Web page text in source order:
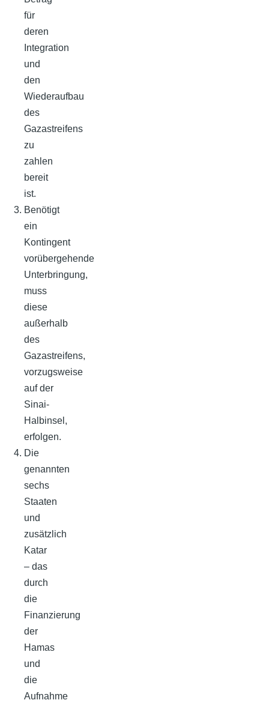
für
deren
Integration
und
den
Wiederaufbau
des
Gazastreifens
zu
zahlen
bereit
ist.
Benötigt
ein
Kontingent
vorübergehende
Unterbringung,
muss
diese
außerhalb
des
Gazastreifens,
vorzugsweise
auf der
Sinai-
Halbinsel,
erfolgen.
Die
genannten
sechs
Staaten
und
zusätzlich
Katar
– das
durch
die
Finanzierung
der
Hamas
und
die
Aufnahme